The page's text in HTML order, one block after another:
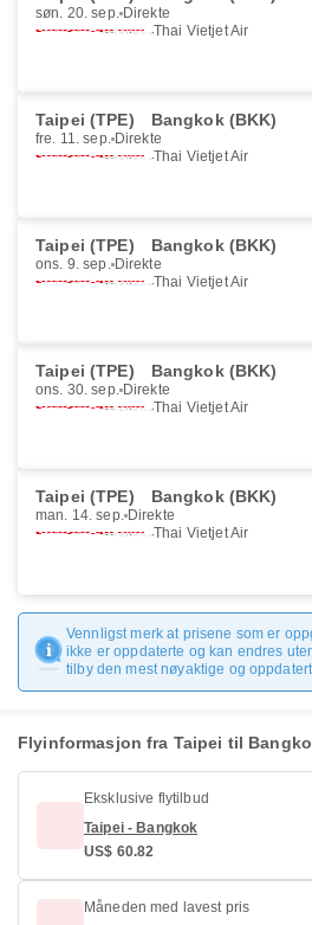
søn. 20. sep. Direkte
Thai Vietjet Air
Taipei (TPE) Bangkok (BKK)
fre. 11. sep. Direkte
Thai Vietjet Air
Taipei (TPE) Bangkok (BKK)
ons. 9. sep. Direkte
Thai Vietjet Air
Taipei (TPE) Bangkok (BKK)
ons. 30. sep. Direkte
Thai Vietjet Air
Taipei (TPE) Bangkok (BKK)
man. 14. sep. Direkte
Thai Vietjet Air
Vennligst merk at prisene som er
ikke er oppdaterte og kan endres
tilby den mest nøyaktige og
Flyinformasjon fra Taipei til
Eksklusive flytilbud
Taipei - Bangkok
US$ 60.82
Måneden med lavest pris